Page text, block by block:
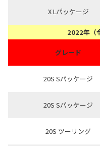
X Lパッケージ
2022年（
グレード
20S Sパッケージ
20S Sパッケージ
20S ツーリング